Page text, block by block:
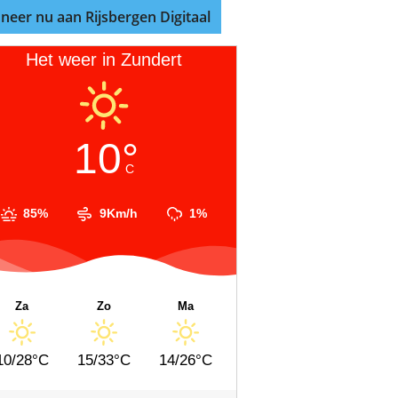
nu aan Rijsbergen Digitaal
Het weer in Zundert
10°
C
85% 9Km/h 1%
Za
28°C
Zo
15/33°C
Ma
14/26°C